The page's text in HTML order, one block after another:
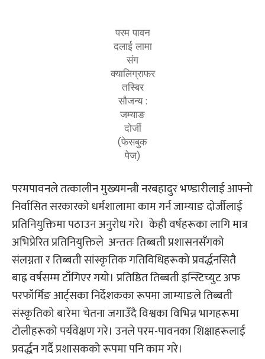
परम पावन
दलाई लामा
संग
क्यालिग्राफर
तस्बिर
सौजन्य :
जम्याङ
दोर्जी
(फेसबुक
पेज)
परमपावनले तत्कालीन मुख्यमन्त्री नरबहादुर भण्डारीलाई आफ्नो
निर्वासित सरकारको धर्मशालामा काम गर्न जाम्याङ दोर्जीलाई
प्रतिनियुक्तिमा पठाउन अनुरोध गरे। केही वर्षहरूका लागि मात्र
अभिप्रेरित प्रतिनियुक्तिले अन्ततः तिब्बती प्रशासनसँगको
संलग्नता र तिब्बती सांस्कृतिक गतिविधिहरूको प्रवर्द्धनसितै
बाह्र वर्षसम्म टाँगिएर गयो। प्रतिष्ठित तिब्बती इन्स्टिच्युट अफ
परफॉर्मिङ आर्ट्सका निर्देशकका रूपमा जाम्याङले तिब्बती
संस्कृतिको बारेमा चेतना जगाउँदै विश्वका विभिन्न भागहरूमा
टोलीहरूको पर्यवेक्षण गरे। उनले परम-पावनका शिक्षाहरूलाई
प्रवर्द्धन गर्दै प्रशासकको रूपमा पनि काम गरे।